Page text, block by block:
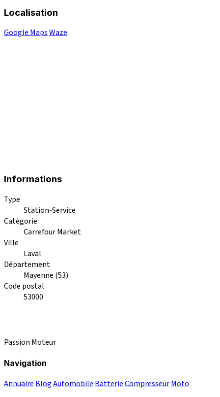
Localisation
Google MapsWaze
Informations
Type
Station-Service
Catégorie
Carrefour Market
Ville
Laval
Département
Mayenne (53)
Code postal
53000
Passion Moteur
Navigation
Annuaire BlogAutomobile BatterieCompresseurMoto